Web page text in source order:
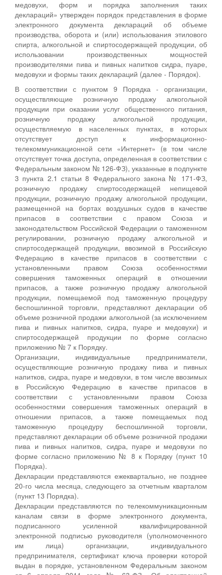
медовухи, форм и порядка заполнения таких
деклараций» утвержден порядок представления в форме
электронного документа деклараций об объеме
производства, оборота и (или) использования этилового
спирта, алкогольной и спиртосодержащей продукции, об
использовании производственных мощностей
производителями пива и пивных напитков сидра, пуаре,
медовухи и формы таких деклараций (далее - Порядок).
В соответствии с пунктом 9 Порядка - организации,
осуществляющие розничную продажу алкогольной
продукции при оказании услуг общественного питания,
розничную продажу алкогольной продукции,
осуществляемую в населенных пунктах, в которых
отсутствует доступ к информационно-
телекоммуникационной сети «Интернет» (в том числе
отсутствует точка доступа, определенная в соответствии с
Федеральным законом № 126-ФЗ), указанные в подпункте
3 пункта 2.1 статьи 8 Федерального закона № 171-ФЗ,
розничную продажу спиртосодержащей непищевой
продукции, розничную продажу алкогольной продукции,
размещенной на бортах воздушных судов в качестве
припасов в соответствии с правом Союза и
законодательством Российской Федерации о таможенном
регулировании, розничную продажу алкогольной и
спиртосодержащей продукции, ввозимой в Российскую
Федерацию в качестве припасов в соответствии с
установленными правом Союза особенностями
совершения таможенных операций в отношении
припасов, а также розничную продажу алкогольной
продукции, помещаемой под таможенную процедуру
беспошлинной торговли, представляют декларации об
объеме розничной продажи алкогольной (за исключением
пива и пивных напитков, сидра, пуаре и медовухи) и
спиртосодержащей продукции по форме согласно
приложению № 7 к Порядку.
Организации, индивидуальные предприниматели,
осуществляющие розничную продажу пива и пивных
напитков, сидра, пуаре и медовухи, в том числе ввозимых
в Российскую Федерацию в качестве припасов в
соответствии с установленными правом Союза
особенностями совершения таможенных операций в
отношении припасов, а также помещаемых под
таможенную процедуру беспошлинной торговли,
представляют декларации об объеме розничной продажи
пива и пивных напитков, сидра, пуаре и медовухи по
форме согласно приложению № 8 к Порядку (пункт 10
Порядка).
Декларации представляются ежеквартально, не позднее
20-го числа месяца, следующего за отчетным кварталом
(пункт 13 Порядка).
Декларации представляются по телекоммуникационным
каналам связи в форме электронного документа,
подписанного усиленной квалифицированной
электронной подписью руководителя (уполномоченного
им лица) организации, индивидуального
предпринимателя, сертификат ключа проверки которой
выдан в порядке, установленном Федеральным законом